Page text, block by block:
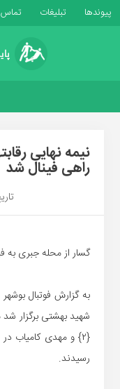
پیوندها تبلیغات تماس
نیمه نهایی
راهی فینال شد
تاریخ
گسار از محله جبری به
به گزارش فوتبال
شهید بهشتی برگزار
{۲} و مهدی کامیاب در
رسیدند.